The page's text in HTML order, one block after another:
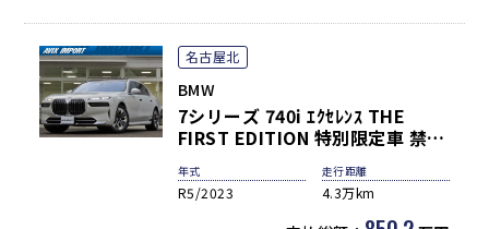
名古屋北
BMW
7シリーズ 740i ｴｸｾﾚﾝｽ THE
FIRST EDITION 特別限定車 禁煙
1ｵﾅ ｾﾚｸﾄ&ﾘﾔｺﾝﾌｫｰﾄPKG ｴｸﾞｾﾞｸﾃ
ｨﾌﾞﾗｳﾝｼﾞｼｰﾄ 純正ﾘﾔｴﾝﾀｰ(31.3ｲﾝ
ﾁ) ｽｶｲﾗｳﾝｼﾞﾊﾟﾉﾗﾏSR
年式
R5/2023
走行距離
4.3万km